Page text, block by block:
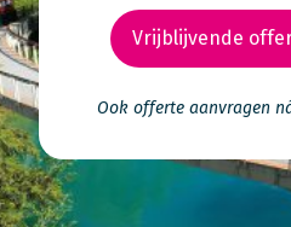
Vrijblijvende
Ook offerte aanvragen